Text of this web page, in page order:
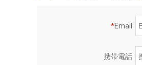
*Email
携帯電話